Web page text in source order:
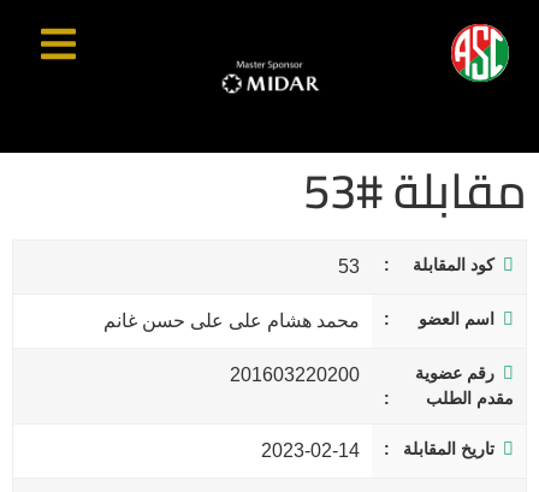
مقابلة #53
كود المقابلة 53
اسم العضو محمد هشام على على حسن غانم
رقم عضوية
مقدم الطلب
201603220200
تاريخ المقابلة 2023-02-14